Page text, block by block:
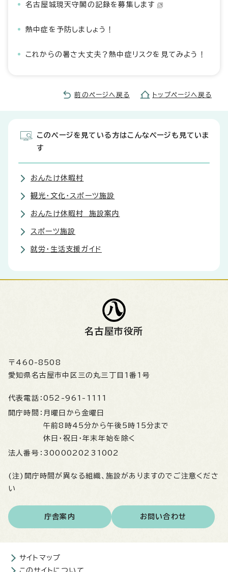
名古屋城現天守閣の記録を募集します
熱中症を予防しましょう！
これからの暑さ大丈夫？熱中症リスクを見てみよう！
前のページへ戻る トップページへ戻る
このページを見ている方はこんなページも見ていま
す
おんたけ休暇村
観光・文化・スポーツ施設
おんたけ休暇村 施設案内
スポーツ施設
就労・生活支援ガイド
名古屋市役所
〒460-8508
愛知県名古屋市中区三の丸三丁目1番1号
代表電話： 052-961-1111
開庁時間： 月曜日から金曜日
午前8時45分から午後5時15分まで
休日・祝日・年末年始を除く
法人番号： 3000020231002
(注)開庁時間が異なる組織、施設がありますのでご注意くださ
い
庁舎案内 お問い合わせ
サイトマップ
このサイトについて